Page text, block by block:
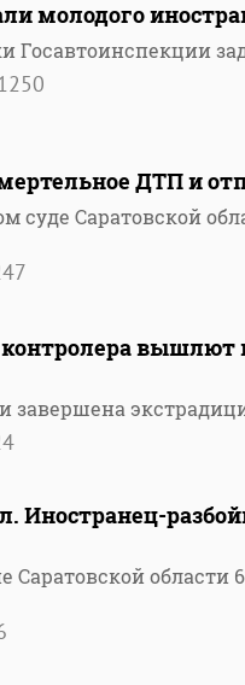
молодого
Госавтоинспекции
ДТП и
суде Саратовской
вышлют
завершена
Иностранец-
Саратовской области